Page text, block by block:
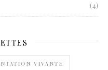
(4)
VIVANTE